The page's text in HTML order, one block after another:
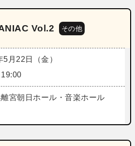
Vol.2 その他
5月22日（金）
19:00
宮朝日ホール・音楽ホール